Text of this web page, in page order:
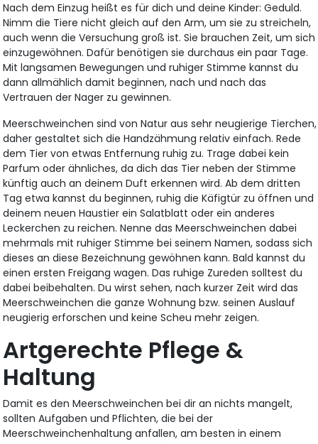
Nach dem Einzug heißt es für dich und deine Kinder: Geduld.
Nimm die Tiere nicht gleich auf den Arm, um sie zu streicheln,
auch wenn die Versuchung groß ist. Sie brauchen Zeit, um sich
einzugewöhnen. Dafür benötigen sie durchaus ein paar Tage.
Mit langsamen Bewegungen und ruhiger Stimme kannst du
dann allmählich damit beginnen, nach und nach das
Vertrauen der Nager zu gewinnen.
Meerschweinchen sind von Natur aus sehr neugierige Tierchen,
daher gestaltet sich die Handzähmung relativ einfach. Rede
dem Tier von etwas Entfernung ruhig zu. Trage dabei kein
Parfum oder ähnliches, da dich das Tier neben der Stimme
künftig auch an deinem Duft erkennen wird. Ab dem dritten
Tag etwa kannst du beginnen, ruhig die Käfigtür zu öffnen und
deinem neuen Haustier ein Salatblatt oder ein anderes
Leckerchen zu reichen. Nenne das Meerschweinchen dabei
mehrmals mit ruhiger Stimme bei seinem Namen, sodass sich
dieses an diese Bezeichnung gewöhnen kann. Bald kannst du
einen ersten Freigang wagen. Das ruhige Zureden solltest du
dabei beibehalten. Du wirst sehen, nach kurzer Zeit wird das
Meerschweinchen die ganze Wohnung bzw. seinen Auslauf
neugierig erforschen und keine Scheu mehr zeigen.
Artgerechte Pflege &
Haltung
Damit es den Meerschweinchen bei dir an nichts mangelt,
sollten Aufgaben und Pflichten, die bei der
Meerschweinchenhaltung anfallen, am besten in einem